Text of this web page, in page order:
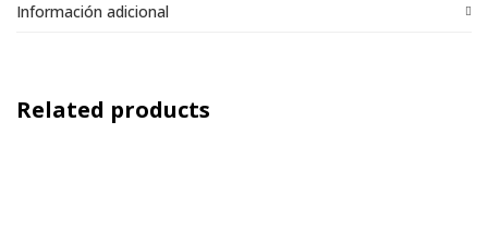
Información adicional
Related products